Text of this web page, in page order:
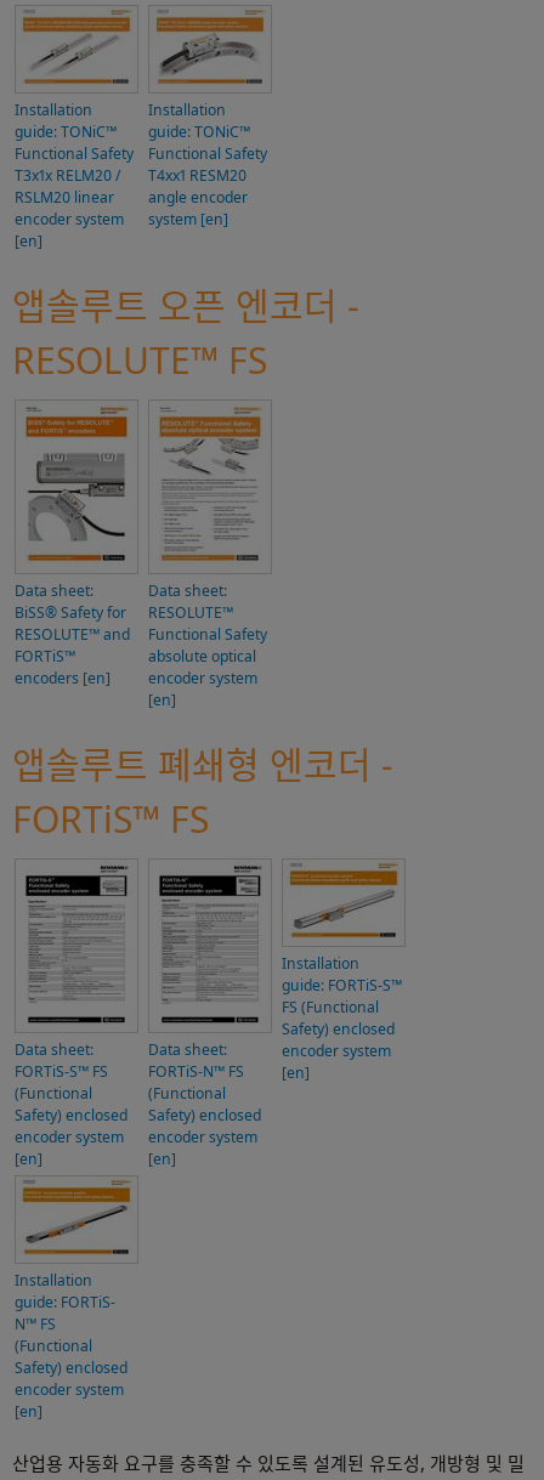
Installation
guide: TONiC™
Functional Safety
T3x1x RELM20 /
RSLM20 linear
encoder system
[en]
Installation
guide: TONiC™
Functional Safety
T4xx1 RESM20
angle encoder
system [en]
앱솔루트 오픈 엔코더 -
RESOLUTE™ FS
Data sheet:
BiSS® Safety for
RESOLUTE™ and
FORTiS™
encoders [en]
Data sheet:
RESOLUTE™
Functional Safety
absolute optical
encoder system
[en]
앱솔루트 폐쇄형 엔코더 -
FORTiS™ FS
Data sheet:
FORTiS-S™ FS
(Functional
Safety) enclosed
encoder system
[en]
Data sheet:
FORTiS-N™ FS
(Functional
Safety) enclosed
encoder system
[en]
Installation
guide: FORTiS-S™
FS (Functional
Safety) enclosed
encoder system
[en]
Installation
guide: FORTiS-
N™ FS
(Functional
Safety) enclosed
encoder system
[en]
산업용 자동화 요구를 충족할 수 있도록 설계된 유도성, 개방형 및 밀